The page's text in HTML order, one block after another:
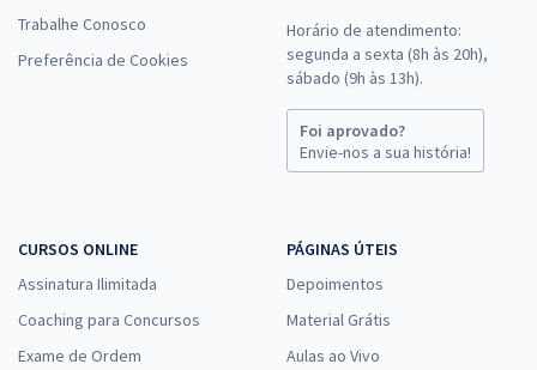
Trabalhe Conosco
Preferência de Cookies
Horário de atendimento:
segunda a sexta (8h às 20h),
sábado (9h às 13h).
Foi aprovado?
Envie-nos a sua história!
CURSOS ONLINE
Assinatura Ilimitada
Coaching para Concursos
Exame de Ordem
PÁGINAS ÚTEIS
Depoimentos
Material Grátis
Aulas ao Vivo